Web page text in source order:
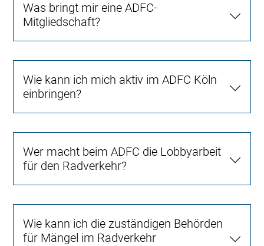
Was bringt mir eine ADFC-
Mitgliedschaft?
Wie kann ich mich aktiv im ADFC Köln
einbringen?
Wer macht beim ADFC die Lobbyarbeit
für den Radverkehr?
Wie kann ich die zuständigen Behörden
für Mängel im Radverkehr